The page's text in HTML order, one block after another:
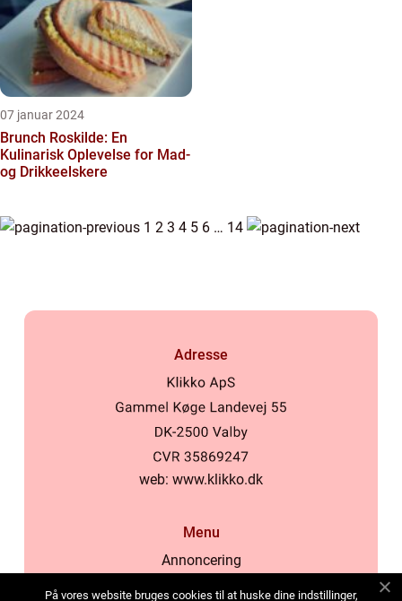
07 januar 2024
Brunch Roskilde: En
Kulinarisk Oplevelse for Mad-
og Drikkeelskere
1 2 3 4 5 6 … 14
Adresse
web: www.klikko.dk
Menu
Annoncering
På vores website bruges cookies til at huske dine indstillinger,